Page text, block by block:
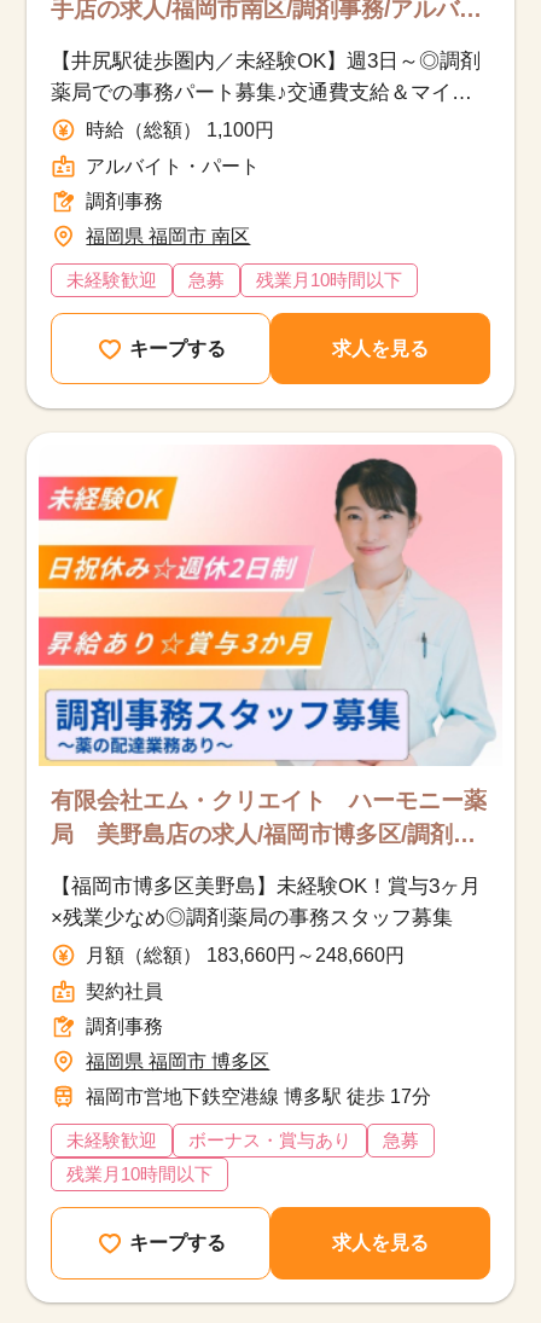
手店の求人/福岡市南区/調剤事務/アルバイ
【井尻駅徒歩圏内／未経験OK】週3日～◎調剤
薬局での事務パート募集♪交通費支給＆マイ
カー通勤可
時給（総額） 1,100円
アルバイト・パート
調剤事務
福岡県 福岡市 南区
未経験歓迎 急募 残業月10時間以下
キープする 求人を見る
有限会社エム・クリエイト ハーモニー薬
局 美野島店の求人/福岡市博多区/調剤事
【福岡市博多区美野島】未経験OK！賞与3ヶ月
×残業少なめ◎調剤薬局の事務スタッフ募集
月額（総額） 183,660円～248,660円
契約社員
調剤事務
福岡県 福岡市 博多区
福岡市営地下鉄空港線 博多駅 徒歩 17分
未経験歓迎 ボーナス・賞与あり
急募
残業月10時間以下
キープする 求人を見る
該当件数
9,632 件